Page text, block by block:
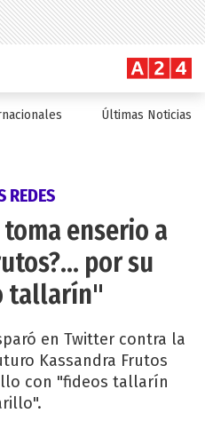
Últimas Noticias
REDES
enserio a
por su
tallarín"
en Twitter contra la
Kassandra Frutos
con "fideos tallarín